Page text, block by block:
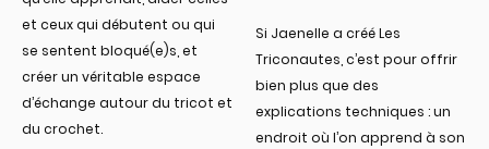
et ceux qui débutent ou qui
se sentent bloqué(e)s, et
créer un véritable espace
d’échange autour du tricot et
du crochet.
Si Jaenelle a créé Les
Triconautes, c’est pour offrir
bien plus que des
explications techniques : un
endroit où l’on apprend à son